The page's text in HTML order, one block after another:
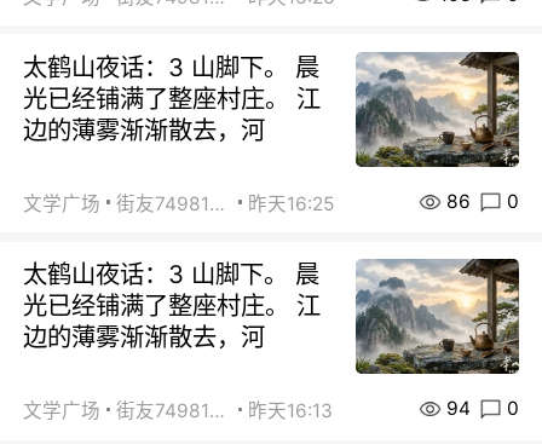
太鹤山夜话：3 山脚下。 晨
光已经铺满了整座村庄。 江
边的薄雾渐渐散去，河
文学广场 街友74981146 昨天16:25 86 0
太鹤山夜话：3 山脚下。 晨
光已经铺满了整座村庄。 江
边的薄雾渐渐散去，河
文学广场 街友74981146 昨天16:13 94 0